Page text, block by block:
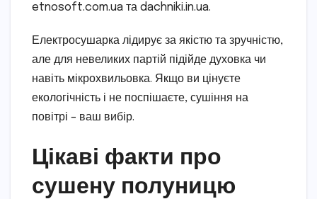
etnosoft.com.ua та dachniki.in.ua.
Електросушарка лідирує за якістю та зручністю,
але для невеликих партій підійде духовка чи
навіть мікрохвильовка. Якщо ви цінуєте
екологічність і не поспішаєте, сушіння на
повітрі – ваш вибір.
Цікаві факти про
сушену полуницю